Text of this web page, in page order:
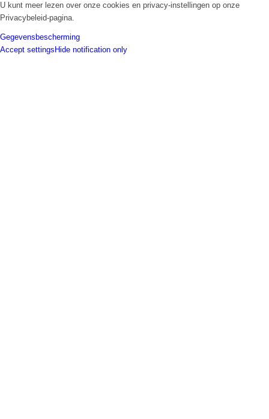
U kunt meer lezen over onze cookies en privacy-instellingen op onze
Privacybeleid-pagina.
Gegevensbescherming
Accept settings Hide notification only